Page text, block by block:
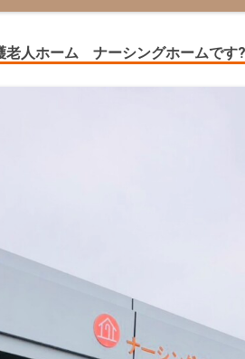
老人ホーム ナーシングホームです?